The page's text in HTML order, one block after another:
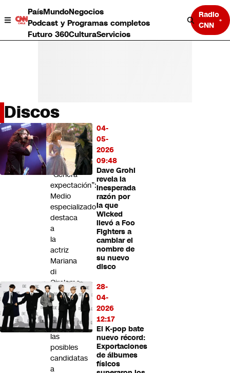
PaísMundoNegocios
Podcast y Programas completos
Futuro 360CulturaServicios
Radio
CNN
País
Mundo
Negocios
Deportes
Programas completos
CNN tiempo
Discos
04-
05-
2026
09:48
Dave Grohl
revela la
inesperada
razón por
la que
Wicked
llevó a Foo
Fighters a
cambiar el
nombre de
su nuevo
disco
28-
04-
2026
12:17
El K-pop bate
nuevo récord:
Exportaciones
de álbumes
físicos
LO
MÁS
LEÍDO
“Genera
expectación”:
Medio
especializado
destaca
a
la
actriz
Mariana
di
Girolamo
y
la
incluye
entre
las
posibles
candidatas
a